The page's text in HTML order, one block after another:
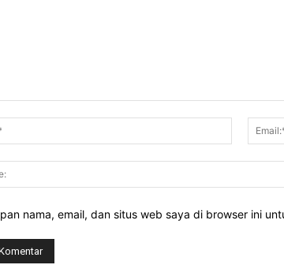
Nama:*
nama, email, dan situs web saya di browser ini